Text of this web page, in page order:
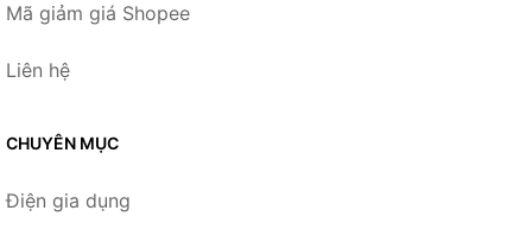
Mã giảm giá Shopee
Liên hệ
CHUYÊN MỤC
Điện gia dụng